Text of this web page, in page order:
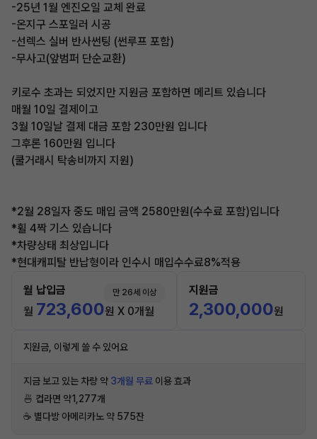
-25년 1월 엔진오일 교체 완료
-온지구 스포일러 시공
-선렉스 실버 반사썬팅 (썬루프 포함)
-무사고(앞범퍼 단순교환)
키로수 초과는 되었지만 지원금 포함하면 메리트 있습니다
매월 10일 결제이고
3월 10일날 결제 대금 포함 230만원 입니다
그후론 160만원 입니다
(쿨거래시 탁송비까지 지원)
*2월 28일자 중도 매입 금액 2580만원(수수료 포함)입니다
*휠 4짝 기스 있습니다
*차량상태 최상입니다
*현대캐피탈 반납형이라 인수시 매입수수료8%적용
월 납입금 만 26세 이상
월 723,600원 X 0개월
지원금
2,300,000원
지원금, 이렇게 쓸 수 있어요
지금 보고 있는 차량 약 3개월 무료 이용 효과
🍜 컵라면 약1,277개
☕️ 별다방 아메리카노 약 575잔